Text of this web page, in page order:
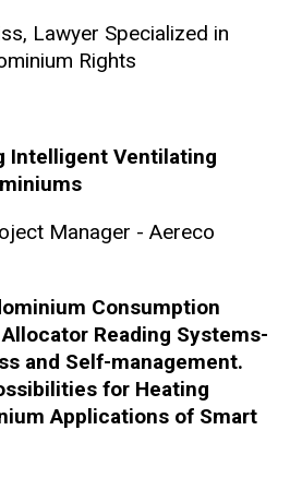
Lawyer Specialized in
Rights
Intelligent Ventilating
Manager - Aereco
Consumption
Reading Systems-
and Self-management.
for Heating
Applications of Smart